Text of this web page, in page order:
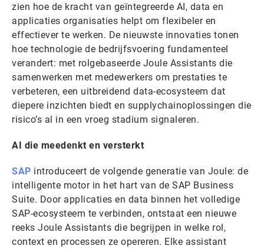
zien hoe de kracht van geïntegreerde AI, data en
applicaties organisaties helpt om flexibeler en
effectiever te werken. De nieuwste innovaties tonen
hoe technologie de bedrijfsvoering fundamenteel
verandert: met rolgebaseerde Joule Assistants die
samenwerken met medewerkers om prestaties te
verbeteren, een uitbreidend data-ecosysteem dat
diepere inzichten biedt en supplychainoplossingen die
risico’s al in een vroeg stadium signaleren.
AI die meedenkt en versterkt
SAP introduceert de volgende generatie van Joule: de
intelligente motor in het hart van de SAP Business
Suite. Door applicaties en data binnen het volledige
SAP-ecosysteem te verbinden, ontstaat een nieuwe
reeks Joule Assistants die begrijpen in welke rol,
context en processen ze opereren. Elke assistant